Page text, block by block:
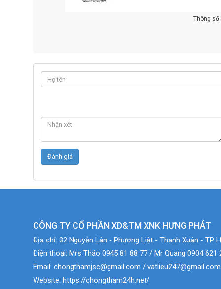
Thông số
CÔNG TY CỔ PHẦN XD&TM XNK HƯNG PHÁT
Địa chỉ: 32 Nguyễn Lân - Phương Liệt - Thanh Xuân - TP
Điện thoại: Mrs Thảo 0945 81 88 77 / Mr Quang 0904 621
Email: chongthamjsc@gmail.com / vatlieu247@gmail.com
Website: https://chongtham24h.net/